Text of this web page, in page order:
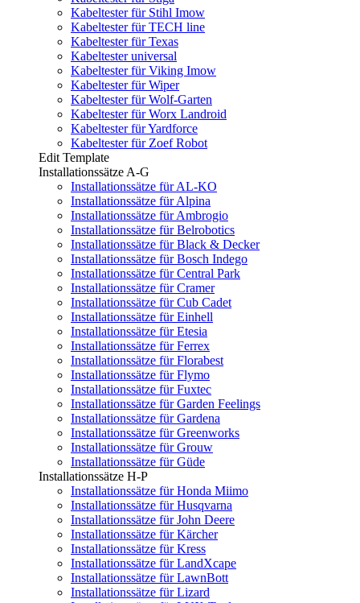
Kabeltester für Stihl Imow
Kabeltester für TECH line
Kabeltester für Texas
Kabeltester universal
Kabeltester für Viking Imow
Kabeltester für Wiper
Kabeltester für Wolf-Garten
Kabeltester für Worx Landroid
Kabeltester für Yardforce
Kabeltester für Zoef Robot
Edit Template
Installationssätze A-G
Installationssätze für AL-KO
Installationssätze für Alpina
Installationssätze für Ambrogio
Installationssätze für Belrobotics
Installationssätze für Black & Decker
Installationssätze für Bosch Indego
Installationssätze für Central Park
Installationssätze für Cramer
Installationssätze für Cub Cadet
Installationssätze für Einhell
Installationssätze für Etesia
Installationssätze für Ferrex
Installationssätze für Florabest
Installationssätze für Flymo
Installationssätze für Fuxtec
Installationssätze für Garden Feelings
Installationssätze für Gardena
Installationssätze für Greenworks
Installationssätze für Grouw
Installationssätze für Güde
Installationssätze H-P
Installationssätze für Honda Miimo
Installationssätze für Husqvarna
Installationssätze für John Deere
Installationssätze für Kärcher
Installationssätze für Kress
Installationssätze für LandXcape
Installationssätze für LawnBott
Installationssätze für Lizard